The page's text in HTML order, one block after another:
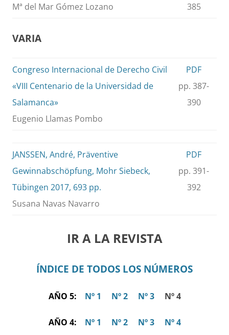
Mª del Mar Gómez Lozano
385
VARIA
Congreso Internacional de Derecho Civil
«VIII Centenario de la Universidad de
Salamanca»
Eugenio Llamas Pombo
PDF
pp. 387-
390
JANSSEN, André, Präventive
Gewinnabschöpfung, Mohr Siebeck,
Tübingen 2017, 693 pp.
Susana Navas Navarro
PDF
pp. 391-
392
IR A LA REVISTA
ÍNDICE DE TODOS LOS NÚMEROS
AÑO 5: Nº 1 Nº 2 Nº 3Nº 4
AÑO 4: Nº 1 Nº 2 Nº 3 Nº 4